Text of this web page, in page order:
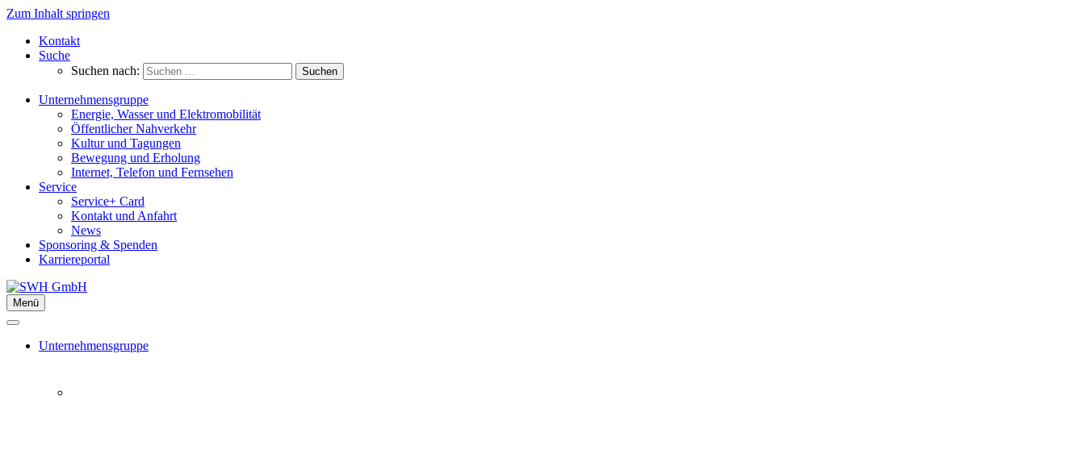
Zum Inhalt springen
Kontakt
Suche
Suchen nach:
Unternehmensgruppe
Energie, Wasser und Elektromobilität
Öffentlicher Nahverkehr
Kultur und Tagungen
Bewegung und Erholung
Internet, Telefon und Fernsehen
Service
Service+ Card
Kontakt und Anfahrt
News
Sponsoring & Spenden
Karriereportal
Menü
Unternehmensgruppe